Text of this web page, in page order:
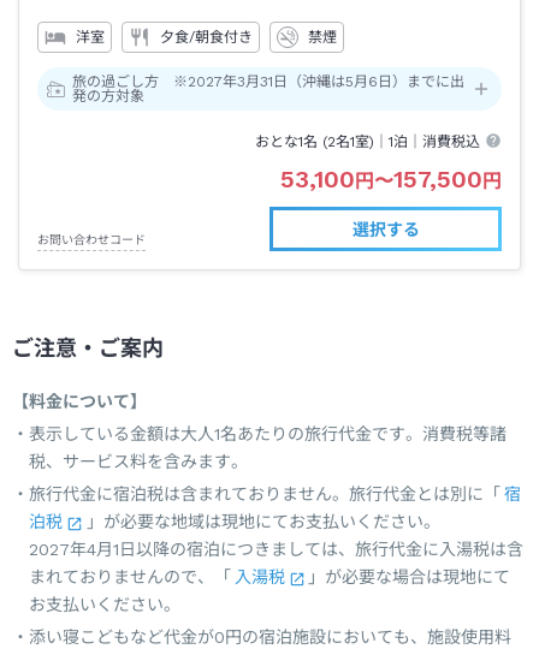
洋室 夕食/朝食付き 禁煙
旅の過ごし方 ※2027年3月31日（沖縄は5月6日）までに出
発の方対象
おとな1名 (2名1室)｜1泊 ｜消費税込
53,100 円 〜157,500 円
お問い合わせコード
選択する
ご注意・ご案内
【料金について】
表示している金額は大人1名あたりの旅行代金です。消費税等諸
税、サービス料を含みます。
旅行代金に宿泊税は含まれておりません。旅行代金とは別に「 宿
泊税
」が必要な地域は現地にてお支払いください。
2027年4月1日以降の宿泊につきましては、旅行代金に入湯税は含
まれておりませんので、「 入湯税
」が必要な場合は現地にて
お支払いください。
添い寝こどもなど代金が0円の宿泊施設においても、施設使用料